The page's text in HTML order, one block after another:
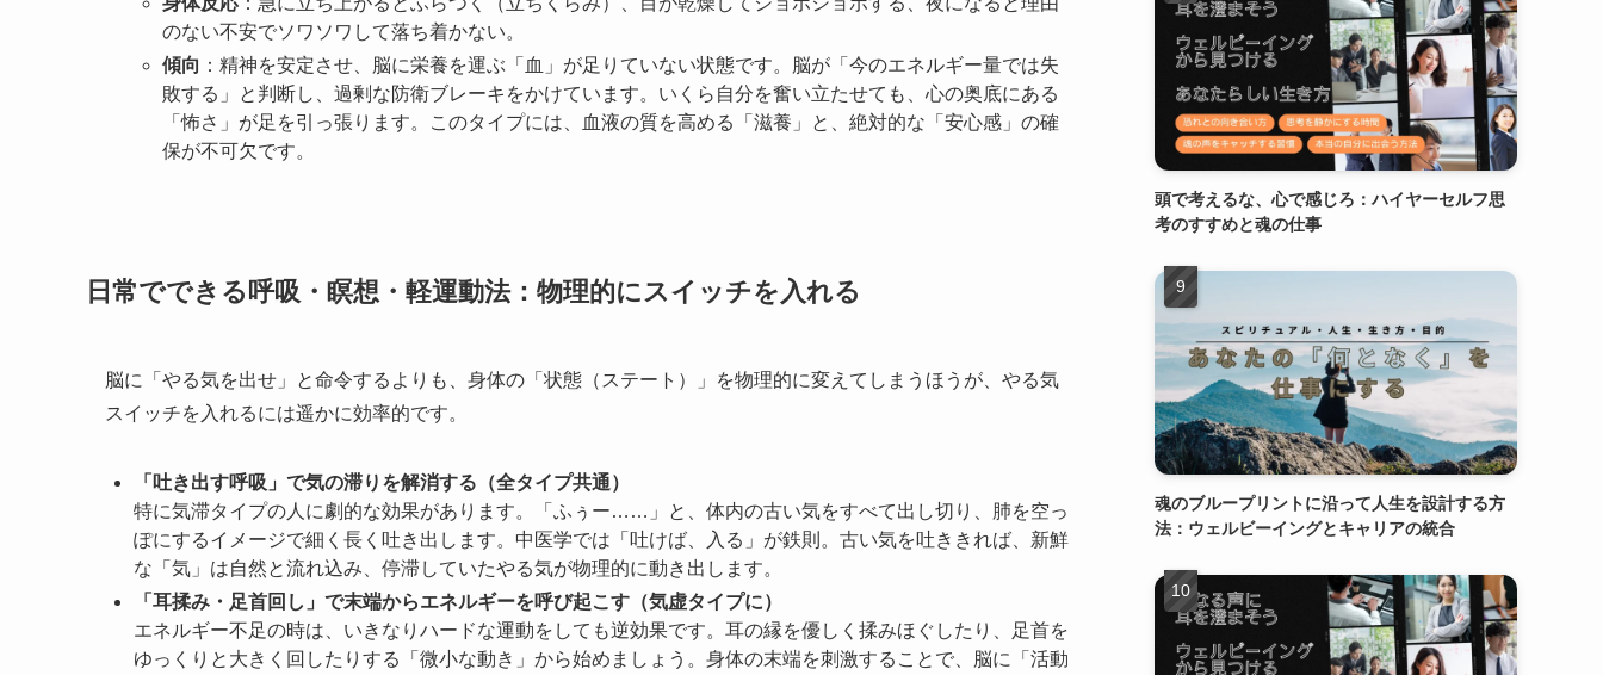
のない不安でソワソワして落ち着かない。
傾向 ：精神を安定させ、脳に栄養を運ぶ「血」が足りていない状態です。脳が「今のエネルギー量では失
敗する」と判断し、過剰な防衛ブレーキをかけています。いくら自分を奮い立たせても、心の奥底にある
「怖さ」が足を引っ張ります。このタイプには、血液の質を高める「滋養」と、絶対的な「安心感」の確
保が不可欠です。
日常でできる呼吸・瞑想・軽運動法：物理的にスイッチを入れる
脳に「やる気を出せ」と命令するよりも、身体の「状態（ステート）」を物理的に変えてしまうほうが、やる気
スイッチを入れるには遥かに効率的です。
「吐き出す呼吸」で気の滞りを解消する（全タイプ共通）
特に気滞タイプの人に劇的な効果があります。「ふぅー……」と、体内の古い気をすべて出し切り、肺を空っ
ぽにするイメージで細く長く吐き出します。中医学では「吐けば、入る」が鉄則。古い気を吐ききれば、新鮮
な「気」は自然と流れ込み、停滞していたやる気が物理的に動き出します。
「耳揉み・足首回し」で末端からエネルギーを呼び起こす（気虚タイプに）
エネルギー不足の時は、いきなりハードな運動をしても逆効果です。耳の縁を優しく揉みほぐしたり、足首を
ゆっくりと大きく回したりする「微小な動き」から始めましょう。身体の末端を刺激することで、脳に「活動
頭で考えるな、心で感じろ：ハイヤーセルフ思
考のすすめと魂の仕事
魂のブループリントに沿って人生を設計する方
法：ウェルビーイングとキャリアの統合